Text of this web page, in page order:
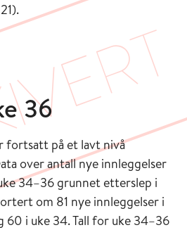
36
fortsatt på et lavt nivå
over antall nye innleggelser
34–36 grunnet etterslep i
om 81 nye innleggelser i
60 i uke 34. Tall for uke 34–36